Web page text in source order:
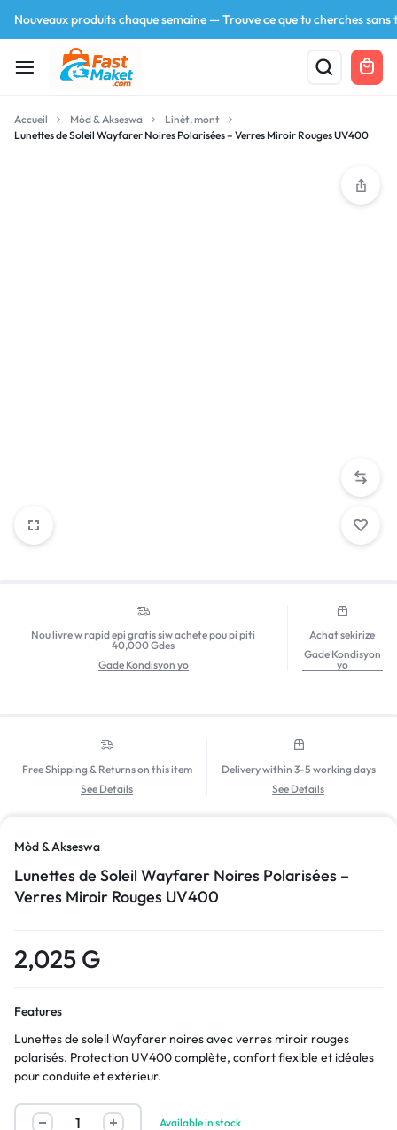
Nouveaux produits chaque semaine — Trouve ce que tu cherches sans
Accueil Mòd & Akseswa
Linèt, mont
Lunettes de Soleil Wayfarer Noires Polarisées – Verres Miroir Rouges UV400
Nou livre w rapid epi gratis siw achete pou pi piti
40,000 Gdes
Gade Kondisyon yo
Achat sekirize
Gade Kondisyon
yo
Free Shipping & Returns on this item
See Details
Delivery within 3-5 working days
See Details
Mòd & Akseswa
Lunettes de Soleil Wayfarer Noires Polarisées –
Verres Miroir Rouges UV400
2,025 G
Features
Lunettes de soleil Wayfarer noires avec verres miroir rouges
polarisés. Protection UV400 complète, confort flexible et idéales
pour conduite et extérieur.
Available in stock